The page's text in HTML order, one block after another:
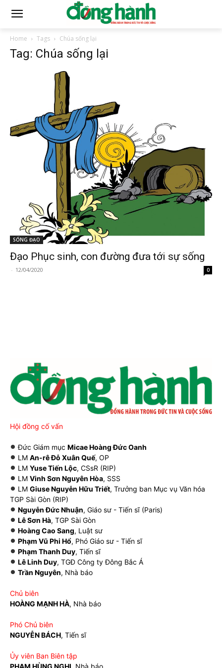
Home Tags Chúa sống lại
Tag: Chúa sống lại
SỐNG ĐẠO
Đạo Phục sinh, con đường đưa tới sự sống
- 12/04/2020 0
Hội đồng cố vấn
Đức Giám mục Micae Hoàng Đức Oanh
LM An-rê Đỗ Xuân Quế, OP
LM Yuse Tiến Lộc, CSsR (RIP)
LM Vinh Sơn Nguyên Hòa, SSS
LM Giuse Nguyễn Hữu Triết, Trưởng ban Mục vụ Văn hóa
TGP Sài Gòn (RIP)
Nguyễn Đức Nhuận, Giáo sư - Tiến sĩ (Paris)
Lê Sơn Hà, TGP Sài Gòn
Hoàng Cao Sang, Luật sư
Phạm Vũ Phi Hổ, Phó Giáo sư - Tiến sĩ
Phạm Thanh Duy, Tiến sĩ
Lê Linh Duy, TGĐ Công ty Đông Bắc Á
Trần Nguyên, Nhà báo
Chủ biên
HOÀNG MẠNH HÀ, Nhà báo
Phó Chủ biên
NGUYỄN BÁCH, Tiến sĩ
Ủy viên Ban Biên tập
PHẠM HÙNG NGHỊ , Nhà báo